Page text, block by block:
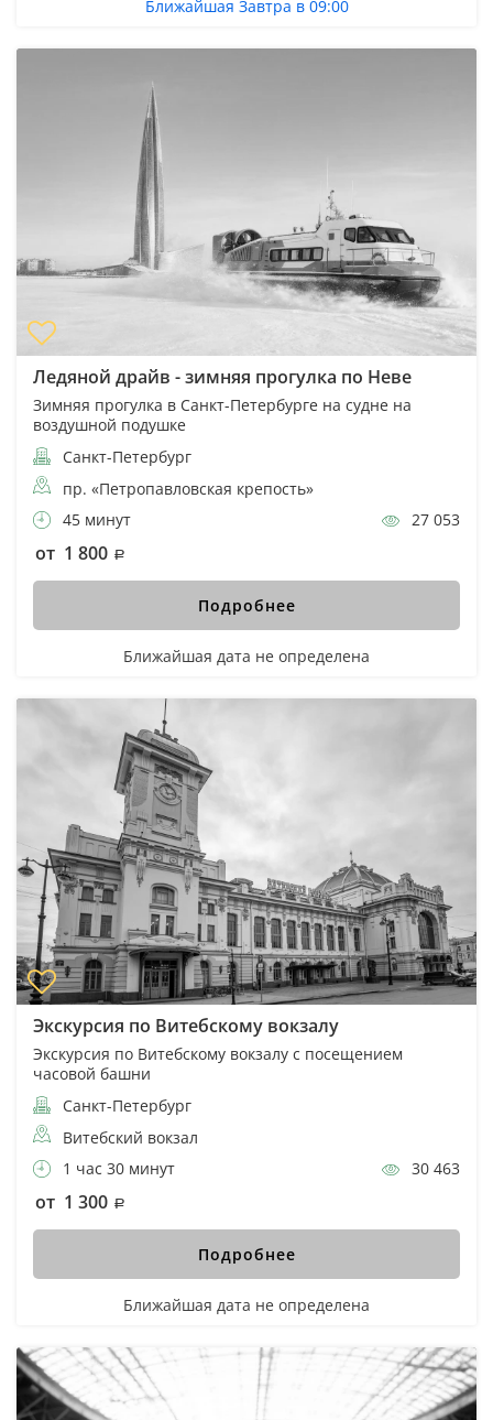
Ближайшая Завтра в 09:00
Ледяной драйв - зимняя прогулка по Неве
Зимняя прогулка в Санкт-Петербурге на судне на
воздушной подушке
Санкт-Петербург
пр. «Петропавловская крепость»
45 минут
27 053
от 1 800
Подробнее
Ближайшая дата не определена
Экскурсия по Витебскому вокзалу
Экскурсия по Витебскому вокзалу с посещением
часовой башни
Санкт-Петербург
Витебский вокзал
1 час 30 минут
30 463
от 1 300
Подробнее
Ближайшая дата не определена